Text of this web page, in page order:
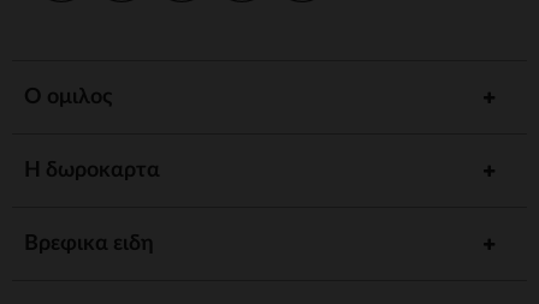
Ο ομιλος
Η δωροκαρτα
Βρεφικα ειδη